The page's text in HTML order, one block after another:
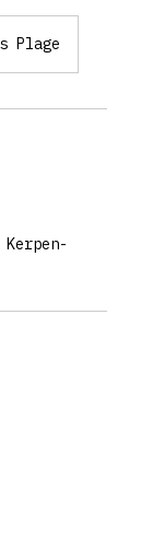
Plage